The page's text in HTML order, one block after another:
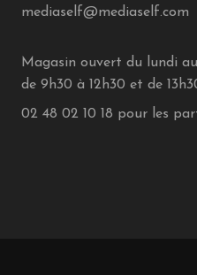
mediaself@mediaself.com
Magasin ouvert du lundi
de 9h30 à 12h30 et de
02 48 02 10 18 pour les